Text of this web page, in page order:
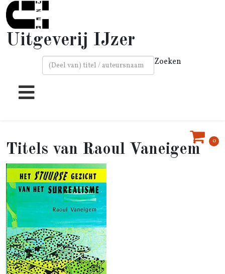
Uitgeverij IJzer
Zoeken
0
Raoul Vaneigem